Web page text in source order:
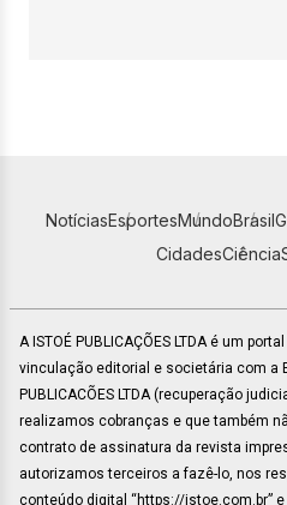
NotíciasEsportesMundoBrasil
CidadesCiência
A ISTOÉ PUBLICAÇÕES LTDA é um
vinculação editorial e societária com a
PUBLICACÕES LTDA (recuperação
realizamos cobranças e que também
contrato de assinatura da revista
autorizamos terceiros a fazê-lo, nos
conteúdo digital “https://istoe.com.br”